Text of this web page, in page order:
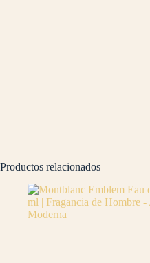
Productos relacionados